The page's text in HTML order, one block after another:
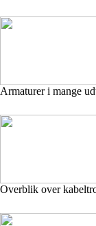
Armaturer i mange
Overblik over